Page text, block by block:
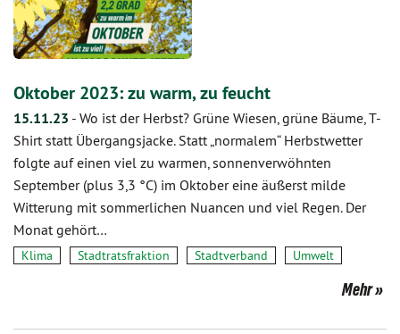
Oktober 2023: zu warm, zu feucht
15.11.23 - Wo ist der Herbst? Grüne Wiesen, grüne Bäume, T-
Shirt statt Übergangsjacke. Statt „normalem“ Herbstwetter
folgte auf einen viel zu warmen, sonnenverwöhnten
September (plus 3,3 °C) im Oktober eine äußerst milde
Witterung mit sommerlichen Nuancen und viel Regen. Der
Monat gehört…
Klima Stadtratsfraktion Stadtverband Umwelt
Mehr